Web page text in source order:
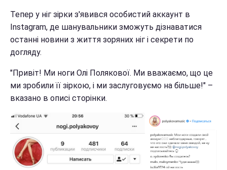
Тепер у ніг зірки з'явився особистий аккаунт в
Instagram, де шанувальники зможуть дізнаватися
останні новини з життя зоряних ніг і секрети по
догляду.
"Привіт! Ми ноги Олі Полякової. Ми вважаємо, що це
ми зробили її зіркою, і ми заслуговуємо на більше!" –
вказано в описі сторінки.